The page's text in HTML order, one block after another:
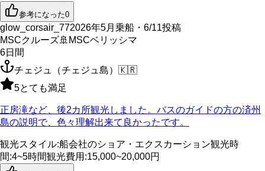
参考になった0
glow_corsair_772026年5月乗船・6/11投稿
MSCクルーズ🚢 MSCベリッシマ
6日間
チェジュ（チェジュ島） 🇰🇷
5とても満足
正房滝など、後2カ所観光しました。バスのガイドの方の済州
島の説明で、色々理解出来て良かったです。
観光スタイル:船会社のショア・エクスカーション観光時
間:4~5時間観光費用 :15,000~20,000円